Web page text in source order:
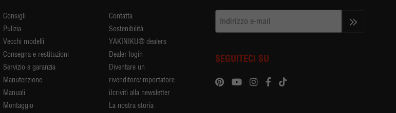
Consigli
Pulizia
Vecchi modelli
Consegna e restituzioni
Servizio e garanzia
Manutenzione
Manuali
Montaggio
Contatta
Sostenibilità
YAKINIKU® dealers
Dealer login
Diventare un
rivenditore/importatore
iIcriviti alla newsletter
La nostra storia
SEGUITECI SU